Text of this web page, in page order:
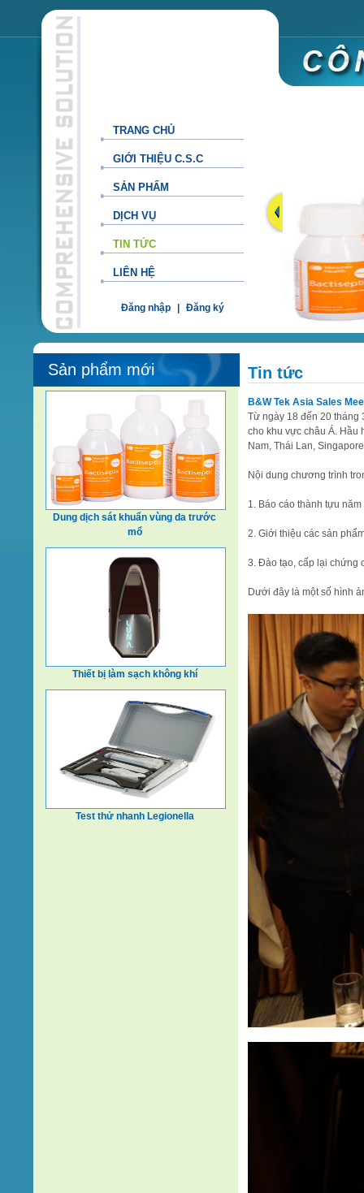
TRANG CHỦ
GIỚI THIỆU C.S.C
SẢN PHẨM
DỊCH VỤ
TIN TỨC
LIÊN HỆ
Đăng nhập Đăng ký
Sản phẩm mới
Dung dịch sát khuẩn vùng da trước
mổ
Thiết bị làm sạch không khí
Test thử nhanh Legionella
Tin tức
B&W Tek Asia Sales
Từ ngày 18 đến 20 tháng
cho khu vực châu Á. Hầu
Nam, Thái Lan,
Nội dung chương trình
1. Báo cáo thành tựu
2. Giới thiệu các sản
3. Đào tạo, cấp lại chứng
Dưới đây là một số hình